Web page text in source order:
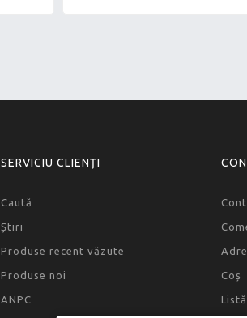
SERVICIU CLIENȚI
Caută
Știri
Produse recent văzute
Produse noi
ANPC
Coș